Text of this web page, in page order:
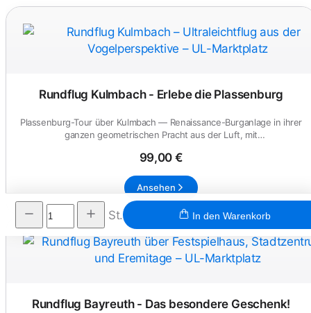
Rundflug Kulmbach - Erlebe die Plassenburg
Plassenburg-Tour über Kulmbach — Renaissance-Burganlage in ihrer
ganzen geometrischen Pracht aus der Luft, mit
99,00 €
Ansehen
Rundflug Bayreuth - Das besondere Geschenk!
St. In den Warenkorb